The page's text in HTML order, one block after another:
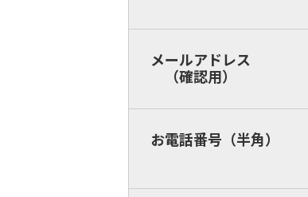
メールアドレス
（確認用）
お電話番号（半角）